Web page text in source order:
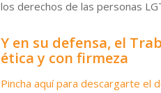
los derechos de las personas
Y en su defensa, el
ética y con firmeza
Pincha aquí para descargarte el